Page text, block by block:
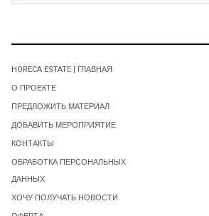
HORECA ESTATE | ГЛАВНАЯ
О ПРОЕКТЕ
ПРЕДЛОЖИТЬ МАТЕРИАЛ
ДОБАВИТЬ МЕРОПРИЯТИЕ
КОНТАКТЫ
ОБРАБОТКА ПЕРСОНАЛЬНЫХ
ДАННЫХ
ХОЧУ ПОЛУЧАТЬ НОВОСТИ